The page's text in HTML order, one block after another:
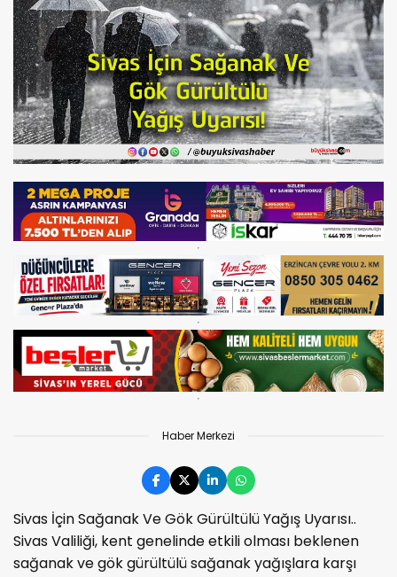
Haber Merkezi
Sivas İçin Sağanak Ve Gök Gürültülü Yağış Uyarısı..
Sivas Valiliği, kent genelinde etkili olması beklenen
sağanak ve gök gürültülü sağanak yağışlara karşı